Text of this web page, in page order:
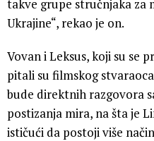
takve grupe stručnjaka za
Ukrajine“, rekao je on.
Vovan i Leksus, koji su se
pitali su filmskog
bude direktnih razgovora
postizanja mira, na šta je
ističući da postoji više